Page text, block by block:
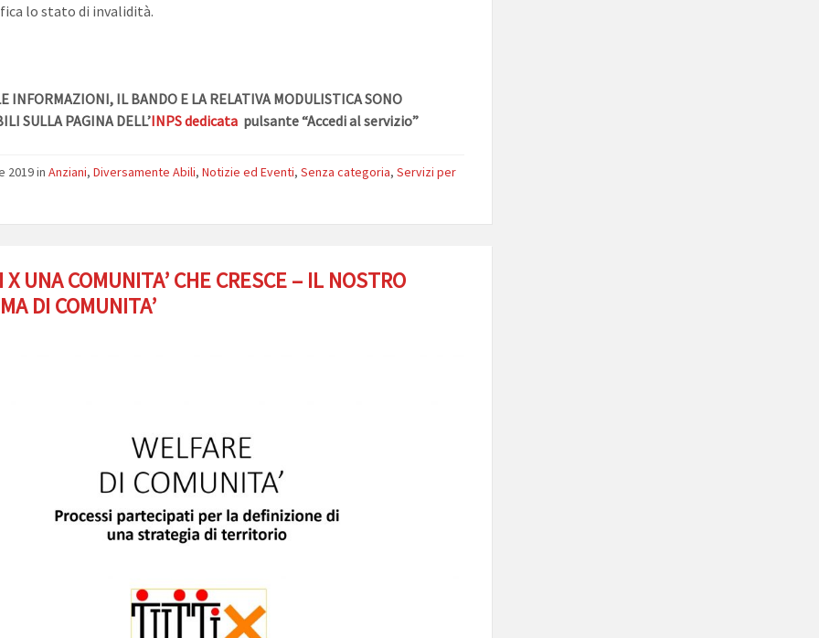
lo stato di invalidità.
INFORMAZIONI, IL BANDO E LA RELATIVA MODULISTICA SONO
SULLA PAGINA DELL’INPS dedicatapulsante “Accedi al servizio”
2019in Anziani, Diversamente Abili, Notizie ed Eventi, Senza categoria, Servizi per
UNA COMUNITA’ CHE CRESCE – IL NOSTRO
DI COMUNITA’